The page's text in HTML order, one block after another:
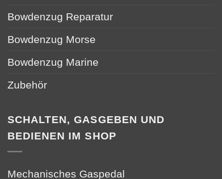
Bowdenzug Reparatur
Bowdenzug Morse
Bowdenzug Marine
Zubehör
SCHALTEN, GASGEBEN UND
BEDIENEN IM SHOP
Mechanisches Gaspedal